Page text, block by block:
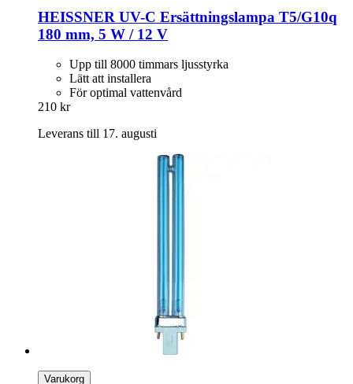
HEISSNER UV-​C Ersättningslampa T5/G10q
180 mm, 5 W / 12 V
Upp till 8000 timmars ljusstyrka
Lätt att installera
För optimal vattenvård
210 kr
Leverans till 17. augusti
Varukorg